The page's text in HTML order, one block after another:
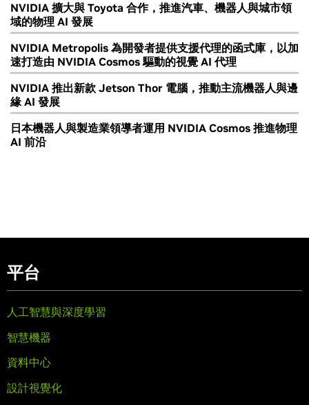
NVIDIA 擴大與 Toyota 合作，推進汽車、機器人與城市領
域的物理 AI 發展
NVIDIA Metropolis 為開發者提供支援代理的函式庫，以加
速打造由 NVIDIA Cosmos 驅動的視覺 AI 代理
NVIDIA 推出新款 Jetson Thor 電腦，推動主流機器人與邊
緣 AI 發展
日本機器人與製造業領導者運用 NVIDIA Cosmos 推進物理
AI 前沿
平台
人工智慧與深度學習
智慧機器
資料中心
設計視覺化